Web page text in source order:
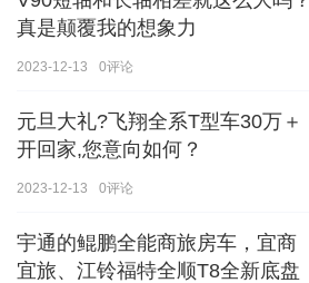
真是颠覆我的想象力
2023-12-13 0评论
元旦大礼?飞翔全系T型车30万＋
开回家,您意向如何？
2023-12-13 0评论
宇通的鲲鹏全能商旅房车，宜商
宜旅、江铃福特全顺T8全新底盘